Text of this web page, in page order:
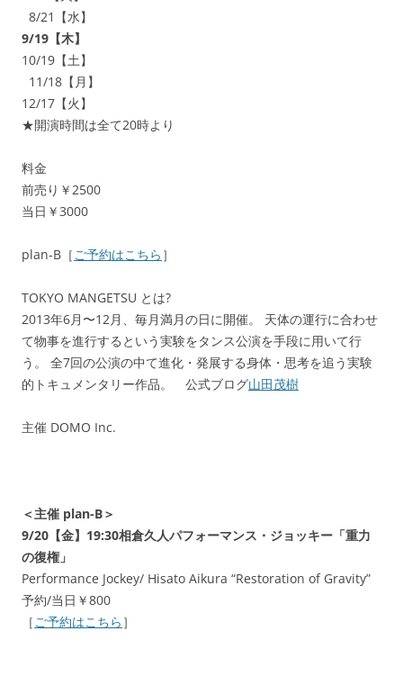
8/21【水】
9/19【木】
10/19【土】
11/18【月】
12/17【火】
★開演時間は全て20時より
料金
前売り￥2500
当日￥3000
plan-B［ご予約はこちら ］
TOKYO MANGETSU とは?
2013年6月〜12月、毎月満月の日に開催。 天体の運行に合わせ
て物事を進行するという実験をタンス公演を手段に用いて行
う。 全7回の公演の中て進化・発展する身体・思考を追う実験
的トキュメンタリー作品。 公式ブログ山田茂樹
主催 DOMO Inc.
＜主催 plan-B＞
9/20【金】19:30相倉久人パフォーマンス・ジョッキー「重力
の復権」
Performance Jockey/ Hisato Aikura “Restoration of Gravity”
予約/当日￥800
［ご予約はこちら ］